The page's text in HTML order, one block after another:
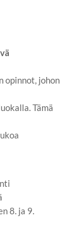
opinnot, johon
Tämä
8. ja 9.